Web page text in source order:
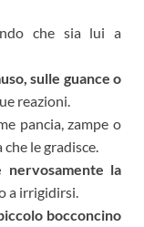
che sia lui a
sulle guance o
reazioni.
pancia, zampe o
le gradisce.
nervosamente la
a irrigidirsi.
bocconcino